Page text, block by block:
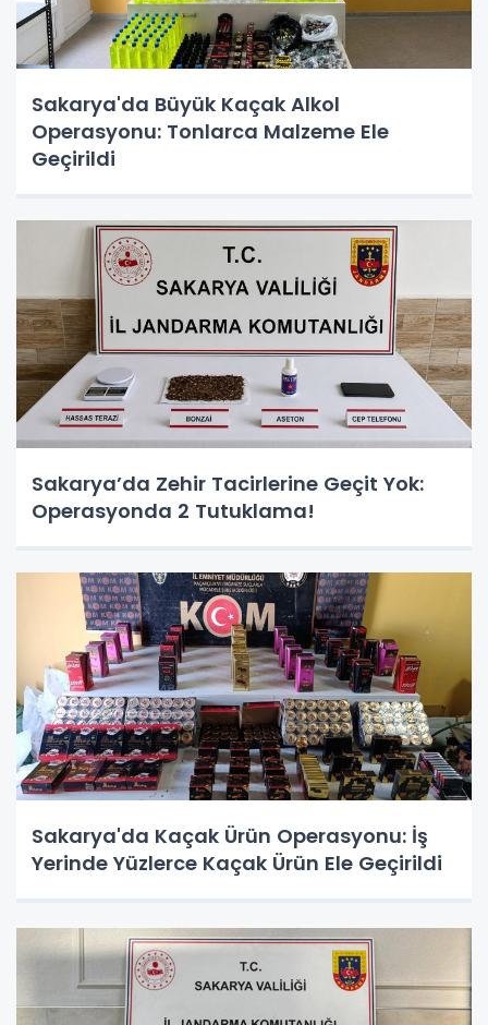
Sakarya'da Büyük Kaçak Alkol
Operasyonu: Tonlarca Malzeme Ele
Geçirildi
Sakarya’da Zehir Tacirlerine Geçit Yok:
Operasyonda 2 Tutuklama!
Sakarya'da Kaçak Ürün Operasyonu: İş
Yerinde Yüzlerce Kaçak Ürün Ele Geçirildi